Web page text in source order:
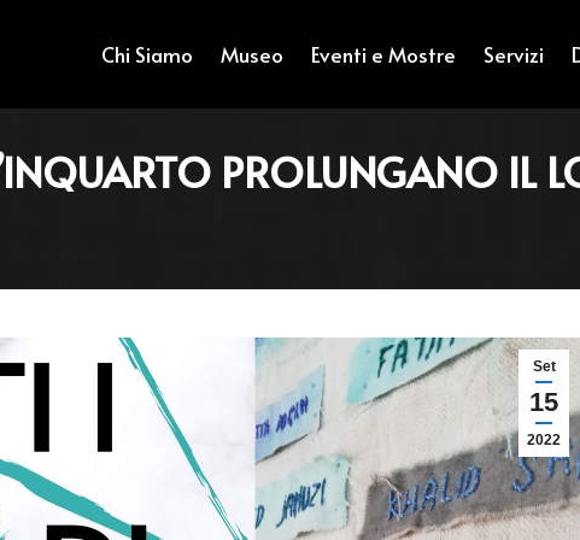
Chi Siamo Museo Eventi e Mostre Servizi
PROLUNGANO IL
Set
15
2022